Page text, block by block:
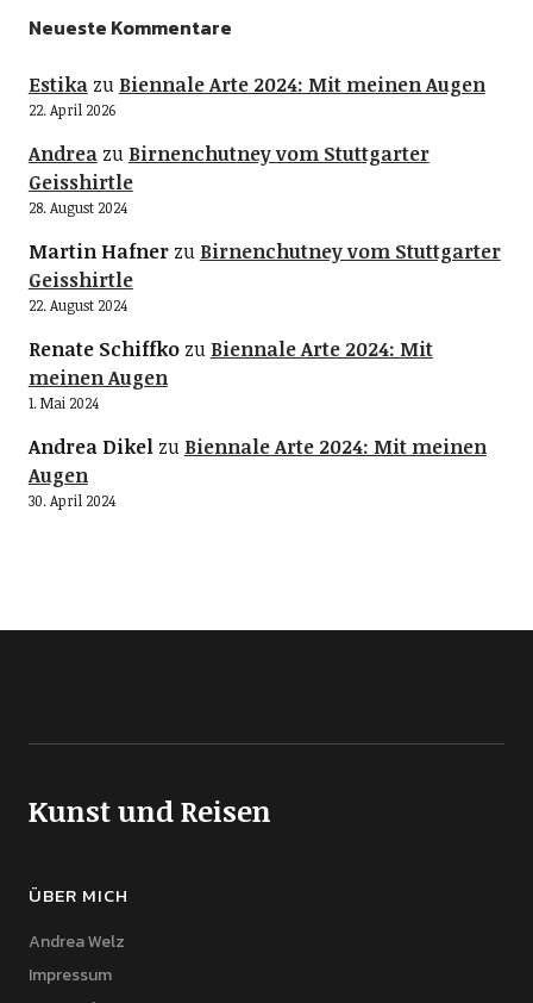
Neueste Kommentare
Estikazu Biennale Arte 2024: Mit meinen Augen
22. April 2026
Andreazu Birnenchutney vom Stuttgarter
Geisshirtle
28. August 2024
Martin Hafnerzu Birnenchutney vom Stuttgarter
Geisshirtle
22. August 2024
Renate Schiffkozu Biennale Arte 2024: Mit
meinen Augen
1. Mai 2024
Andrea Dikelzu Biennale Arte 2024: Mit meinen
Augen
30. April 2024
Kunst und Reisen
ÜBER MICH
Andrea Welz
Impressum